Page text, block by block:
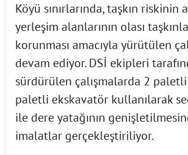
Köyü sınırlarında, taşkın riskinin
yerleşim alanlarının olası
korunması amacıyla yürütülen
devam ediyor. DSİ ekipleri
sürdürülen çalışmalarda 2
paletli ekskavatör kullanılarak
ile dere yatağının
imalatlar gerçekleştiriliyor.